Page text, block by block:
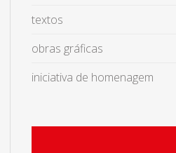
textos
obras gráficas
iniciativa de homenagem